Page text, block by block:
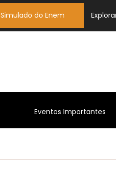
Simulado do Enem
Eventos Importantes